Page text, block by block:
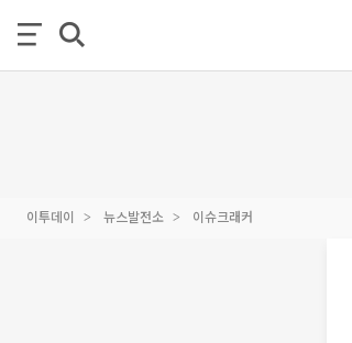
이투데이 뉴스발전소 이슈크래커